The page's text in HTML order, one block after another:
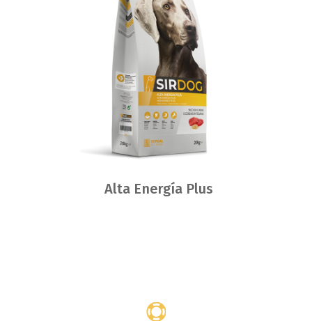
Alta Energía Plus